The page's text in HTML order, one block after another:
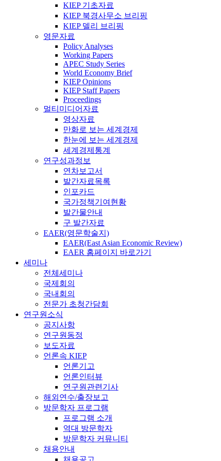
KIEP 기초자료
KIEP 북경사무소 브리핑
KIEP 델리 브리핑
영문자료
Policy Analyses
Working Papers
APEC Study Series
World Economy Brief
KIEP Opinions
KIEP Staff Papers
Proceedings
멀티미디어자료
영상자료
만화로 보는 세계경제
한눈에 보는 세계경제
세계경제통계
연구성과정보
연차보고서
발간자료목록
인포카드
국가정책기여현황
발간물안내
구 발간자료
EAER(영문학술지)
EAER(East Asian Economic Review)
EAER 홈페이지 바로가기
세미나
전체세미나
국제회의
국내회의
전문가 초청간담회
연구원소식
공지사항
연구원동정
보도자료
언론속 KIEP
언론기고
언론인터뷰
연구원관련기사
해외연수/출장보고
방문학자 프로그램
프로그램 소개
역대 방문학자
방문학자 커뮤니티
채용안내
채용공고